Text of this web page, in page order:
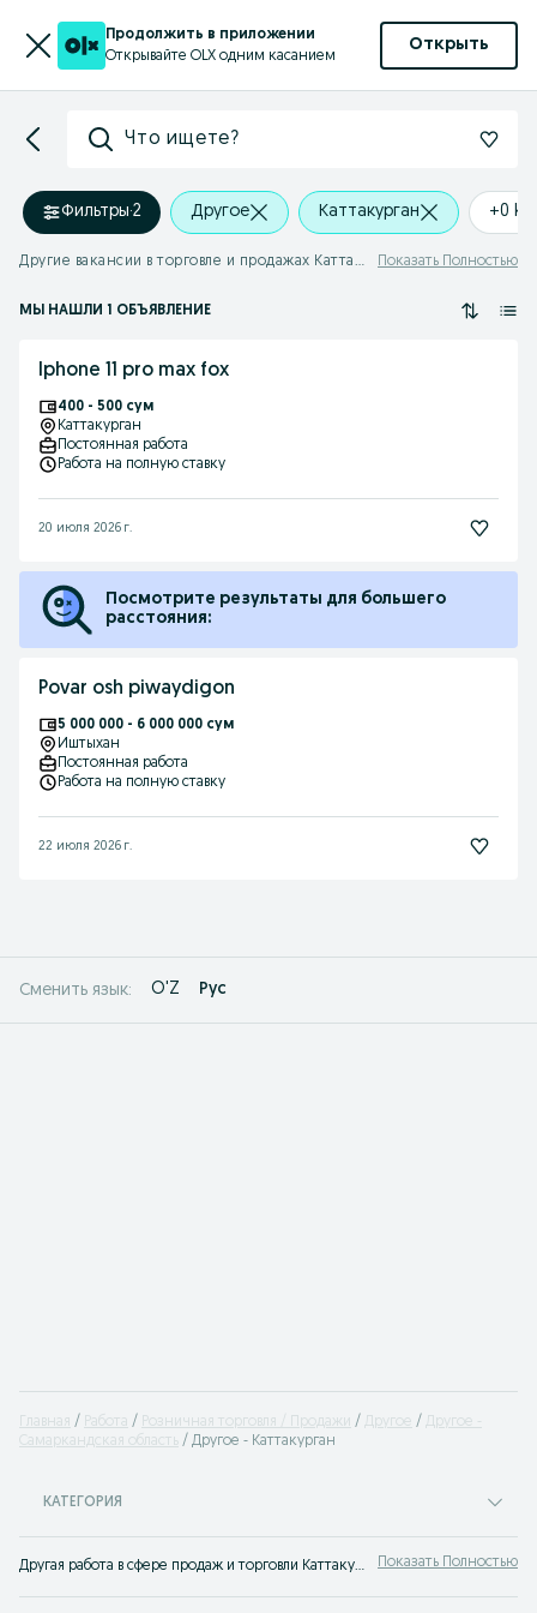
Продолжить в приложении
Открывайте OLX одним касанием
Открыть
Что ищете?
Фильтры·2 Другое Каттакурган +0 km
Другие вакансии в торговле и продажах Каттакурган Показать Полностью
МЫ НАШЛИ 1 ОБЪЯВЛЕНИЕ
Iphone 11 pro max fox
400 - 500 сум
Каттакурган
Постоянная работа
Работа на полную ставку
20 июля 2026 г.
Посмотрите результаты для большего
расстояния:
Povar osh piwaydigon
5 000 000 - 6 000 000 сум
Иштыхан
Постоянная работа
Работа на полную ставку
22 июля 2026 г.
Сменить язык: O'Z Рус
Главная Работа Розничная торговля / Продажи Другое
Другое -
Самаркандская область
Другое - Каттакурган
КАТЕГОРИЯ
Другая работа в сфере продаж и торговли Каттакурган ✔️ Большой выбор вакансий в торговле ⭐ Другие предложения работы сферы продаж ⮞⮞ OLX.uz Каттакурган Показать Полностью